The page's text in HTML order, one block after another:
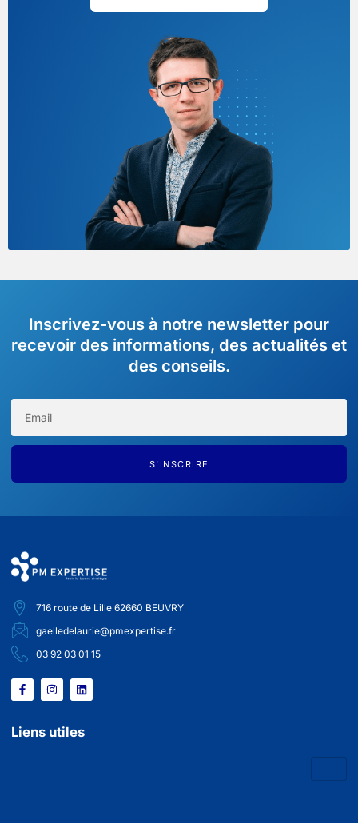
Inscrivez-vous à notre newsletter pour
recevoir des informations, des actualités et
des conseils.
S'INSCRIRE
716 route de Lille 62660 BEUVRY
gaelledelaurie@pmexpertise.fr
03 92 03 01 15
Liens utiles